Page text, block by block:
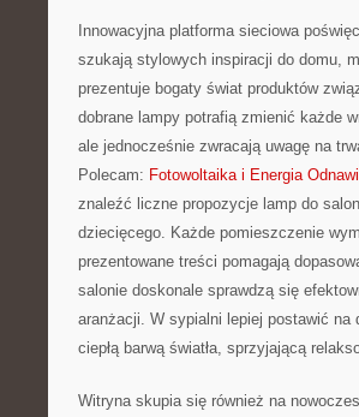
Innowacyjna platforma sieciowa
szukają stylowych inspiracji do domu,
prezentuje bogaty świat produktów
dobrane lampy potrafią zmienić każde
ale jednocześnie zwracają uwagę na
Polecam: Fotowoltaika i Energia
znaleźć liczne propozycje lamp do
dziecięcego. Każde pomieszczenie
prezentowane treści pomagają
salonie doskonale sprawdzą się
aranżacji. W sypialni lepiej postawić
ciepłą barwą światła, sprzyjającą
Witryna skupia się również na